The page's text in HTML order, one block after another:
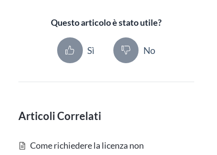
Questo articolo è stato utile?
Sì No
Articoli Correlati
Come richiedere la licenza non